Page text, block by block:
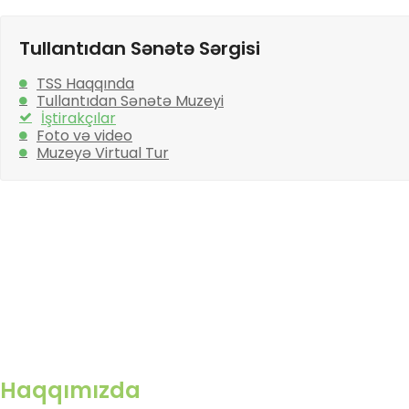
Tullantıdan Sənətə Sərgisi
TSS Haqqında
Tullantıdan Sənətə Muzeyi
İştirakçılar
Foto və video
Muzeyə Virtual Tur
Haqqımızda